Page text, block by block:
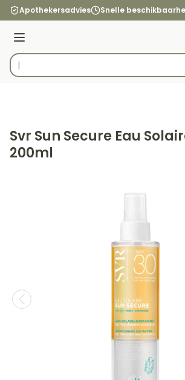
Ga naar de inhoud
Apothekersadvies Snelle
Menu
Product, merk, categorie...
Svr Sun Secure Eau
200ml